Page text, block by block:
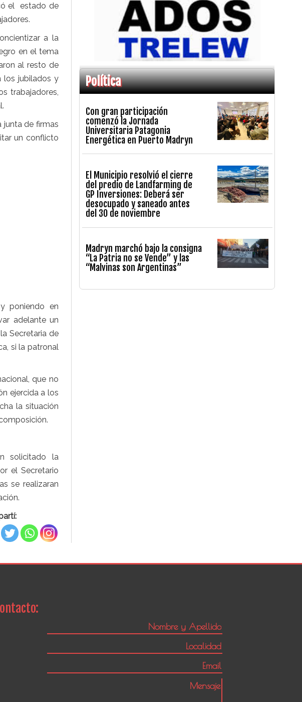
el estado de
a la
en el tema
al resto de
los jubilados y
trabajadores,
junta de firmas
un conflicto
poniendo en
adelante un
Secretaria de
si la patronal
que no
ejercida a los
la situación
solicitado la
el Secretario
se realizaran
Política
Con gran participación
comenzó la Jornada
Universitaria Patagonia
Energética en Puerto Madryn
El Municipio resolvió el cierre
del predio de Landfarming de
GP Inversiones: Deberá ser
desocupado y saneado antes
del 30 de noviembre
Madryn marchó bajo la consigna
“La Patria no se Vende” y las
“Malvinas son Argentinas”